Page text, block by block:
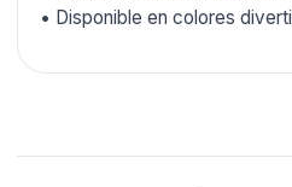
• Disponible en colores